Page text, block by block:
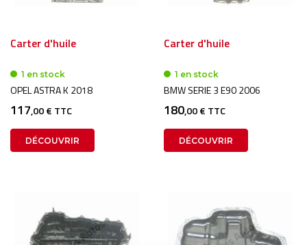
Carter d'huile
1 en stock
OPEL ASTRA K 2018
117,00 € TTC
DÉCOUVRIR
Carter d'huile
1 en stock
BMW SERIE 3 E90 2006
180,00 € TTC
DÉCOUVRIR